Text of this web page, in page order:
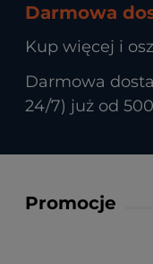
Darmowa
Kup więcej i
Darmowa
24/7) już od
Promocje